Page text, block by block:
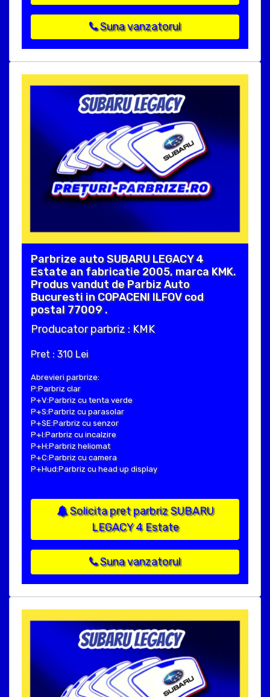
Suna vanzatorul
Parbrize auto SUBARU LEGACY 4
Estate an fabricatie 2005, marca KMK.
Produs vandut de Parbiz Auto
Bucuresti in COPACENI ILFOV cod
postal 77009 .
Producator parbriz : KMK
Pret : 310 Lei
Abrevieri parbrize:
P:Parbriz clar
P+V:Parbriz cu tenta verde
P+S:Parbriz cu parasolar
P+SE:Parbriz cu senzor
P+I:Parbriz cu incalzire
P+H:Parbriz heliomat
P+C:Parbriz cu camera
P+Hud:Parbriz cu head up display
Solicita pret parbriz SUBARU
LEGACY 4 Estate
Suna vanzatorul